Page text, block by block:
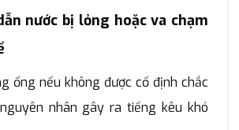
nước bị lỏng hoặc va chạm
ống nếu không được cố định chắc
nhân gây ra tiếng kêu khó